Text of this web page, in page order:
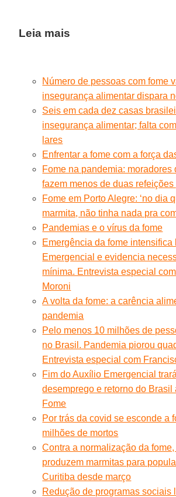
Leia mais
Número de pessoas com fome
insegurança alimentar dispara
Seis em cada dez casas
insegurança alimentar; falta
lares
Enfrentar a fome com a força
Fome na pandemia: moradores
fazem menos de duas refeições
Fome em Porto Alegre: ‘no dia
marmita, não tinha nada pra
Pandemias e o vírus da fome
Emergência da fome
Emergencial e evidencia
mínima. Entrevista especial
Moroni
A volta da fome: a carência
pandemia
Pelo menos 10 milhões de
no Brasil. Pandemia piorou
Entrevista especial com
Fim do Auxílio Emergencial
desemprego e retorno do Brasil
Fome
Por trás da covid se esconde a
milhões de mortos
Contra a normalização da
produzem marmitas para
Curitiba desde março
Redução de programas sociais